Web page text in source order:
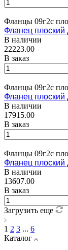
Фланцы 09г2с
Фланец плоский
В наличии
22223.00
В заказ
Фланцы 09г2с
Фланец плоский
В наличии
17915.00
В заказ
Фланцы 09г2с
Фланец плоский
В наличии
13607.00
В заказ
Загрузить еще
1 2 3 ... 6
Каталог